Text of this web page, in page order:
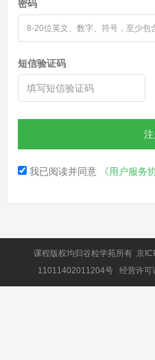
密码
短信验证码
我已阅读并同意 《用户服务
课程版权均归谷粒学苑所有 京
11011402011204号
经营许可